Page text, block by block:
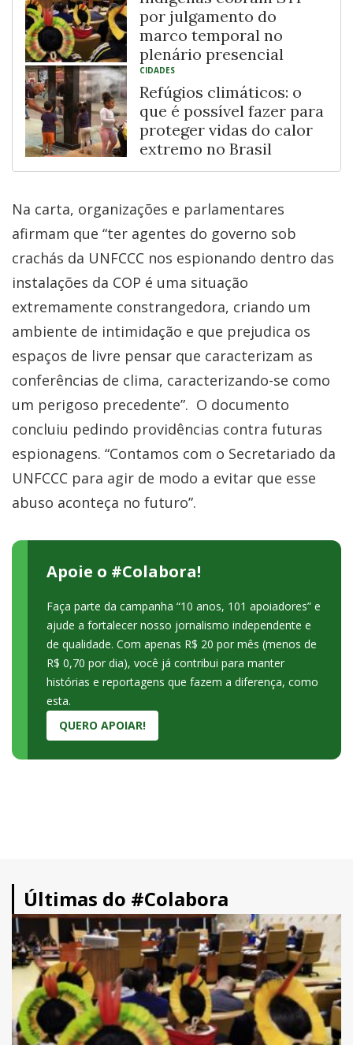
por julgamento do
marco temporal no
plenário presencial
CIDADES
Refúgios climáticos: o
que é possível fazer para
proteger vidas do calor
extremo no Brasil
Na carta, organizações e parlamentares
afirmam que “ter agentes do governo sob
crachás da UNFCCC nos espionando dentro das
instalações da COP é uma situação
extremamente constrangedora, criando um
ambiente de intimidação e que prejudica os
espaços de livre pensar que caracterizam as
conferências de clima, caracterizando-se como
um perigoso precedente”. O documento
concluiu pedindo providências contra futuras
espionagens. “Contamos com o Secretariado da
UNFCCC para agir de modo a evitar que esse
abuso aconteça no futuro”.
Apoie o #Colabora!
Faça parte da campanha “10 anos, 101 apoiadores” e
ajude a fortalecer nosso jornalismo independente e
de qualidade. Com apenas R$ 20 por mês (menos de
R$ 0,70 por dia), você já contribui para manter
histórias e reportagens que fazem a diferença, como
esta.
QUERO APOIAR!
Últimas do #Colabora